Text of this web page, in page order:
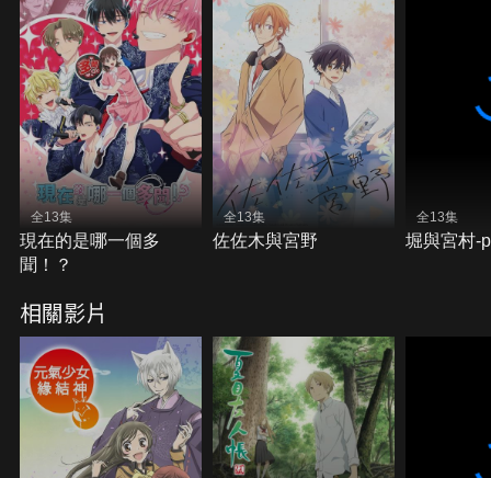
全13集
現在的是哪一個多
聞！？
全13集
佐佐木與宮野
全13集
堀與宮村-
相關影片